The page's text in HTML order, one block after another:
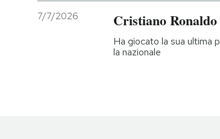
7/7/2026 Cristiano
Ha giocato la sua ultima
la nazionale